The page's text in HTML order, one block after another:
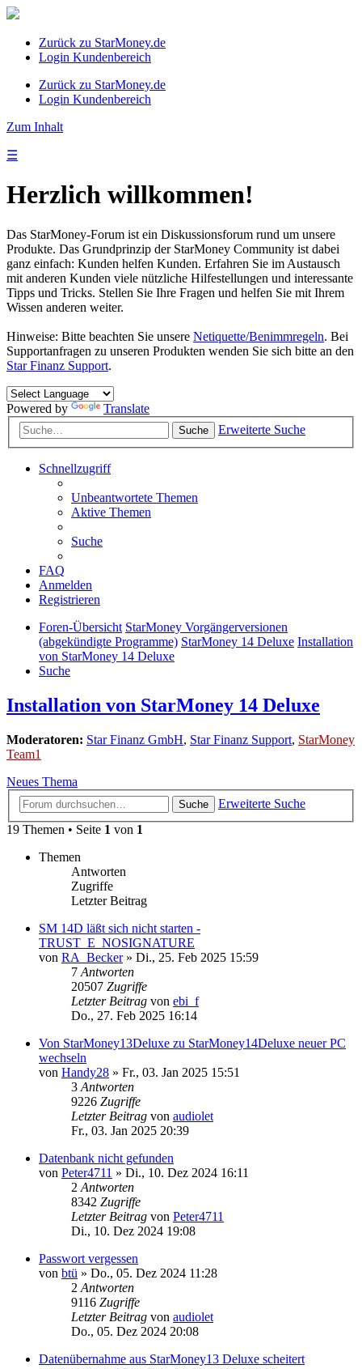
Zurück zu StarMoney.de
Login Kundenbereich
Zurück zu StarMoney.de
Login Kundenbereich
Zum Inhalt
☰
Herzlich willkommen!
Das StarMoney-Forum ist ein Diskussionsforum rund um unsere
Produkte. Das Grundprinzip der StarMoney Community ist dabei
ganz einfach: Kunden helfen Kunden. Erfahren Sie im Austausch
mit anderen Kunden viele nützliche Hilfestellungen und interessante
Tipps und Tricks. Stellen Sie Ihre Fragen und helfen Sie mit Ihrem
Wissen anderen weiter.
Hinweise: Bitte beachten Sie unsere Netiquette/Benimmregeln. Bei
Supportanfragen zu unseren Produkten wenden Sie sich bitte an den
Star Finanz Support.
Powered by Translate
Suche Erweiterte Suche
Schnellzugriff
Unbeantwortete Themen
Aktive Themen
Suche
FAQ
Anmelden
Registrieren
Foren-Übersicht StarMoney Vorgängerversionen
(abgekündigte Programme) StarMoney 14 Deluxe Installation
von StarMoney 14 Deluxe
Suche
Installation von StarMoney 14 Deluxe
Moderatoren: Star Finanz GmbH, Star Finanz Support, StarMoney
Team1
Neues Thema
Suche
Erweiterte Suche
19 Themen • Seite 1 von 1
Themen
Antworten
Zugriffe
Letzter Beitrag
SM 14D läßt sich nicht starten -
TRUST_E_NOSIGNATURE
von RA_Becker» Di., 25. Feb 2025 15:59
7 Antworten
20507 Zugriffe
Letzter Beitrag von ebi_f
Do., 27. Feb 2025 16:14
Von StarMoney13Deluxe zu StarMoney14Deluxe neuer PC
wechseln
von Handy28 » Fr., 03. Jan 2025 15:51
3 Antworten
9226 Zugriffe
Letzter Beitrag von audiolet
Fr., 03. Jan 2025 20:39
Datenbank nicht gefunden
von Peter4711 » Di., 10. Dez 2024 16:11
2 Antworten
8342 Zugriffe
Letzter Beitrag von Peter4711
Di., 10. Dez 2024 19:08
Passwort vergessen
von btü » Do., 05. Dez 2024 11:28
2 Antworten
9116 Zugriffe
Letzter Beitrag von audiolet
Do., 05. Dez 2024 20:08
Datenübernahme aus StarMoney13 Deluxe scheitert